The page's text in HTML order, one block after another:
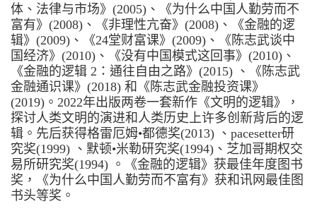
体、法律与市场》(2005)、《为什么中国人勤劳而不
富有》(2008)、《非理性亢奋》(2008)、《金融的逻
辑》(2009)、《24堂财富课》(2009)、《陈志武谈中
国经济》(2010)、《没有中国模式这回事》(2010)、
《金融的逻辑 2： 通往自由之路》(2015) 、《陈志武
金融通识课》(2018) 和《陈志武金融投资课》
(2019)。2022年出版两卷一套新作《文明的逻辑》，
探讨人类文明的演进和人类历史上许多创新背后的逻
辑。先后获得格雷厄姆•都德奖(2013) 、pacesetter研
究奖(1999) 、默顿•米勒研究奖(1994)、芝加哥期权交
易所研究奖(1994) 。《金融的逻辑》获最佳年度图书
奖，《为什么中国人勤劳而不富有》获和讯网最佳图
书头等奖。